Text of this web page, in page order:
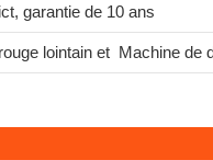
garantie de 10 ans
lointain et Machine de